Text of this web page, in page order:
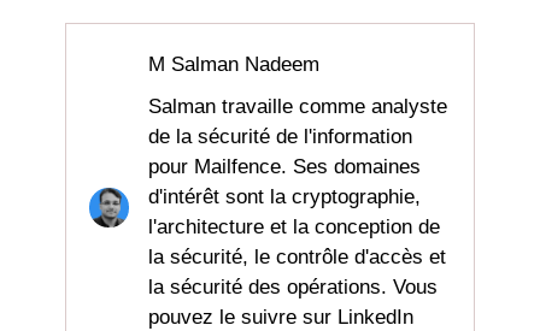
M Salman Nadeem
Salman travaille comme analyste
de la sécurité de l'information
pour Mailfence. Ses domaines
d'intérêt sont la cryptographie,
l'architecture et la conception de
la sécurité, le contrôle d'accès et
la sécurité des opérations. Vous
pouvez le suivre sur LinkedIn